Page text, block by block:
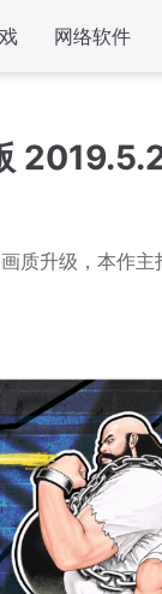
网络软件
质升级，本作主